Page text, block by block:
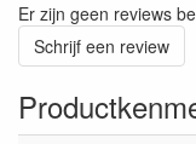
Er zijn geen reviews
Schrijf een review